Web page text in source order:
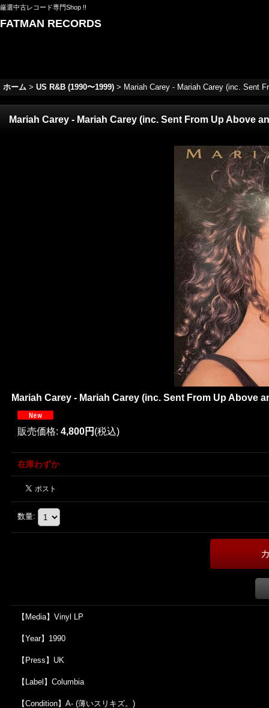
厳選中古レコード専門Shop !!
FATMAN RECORDS
ホーム > US R&B (1990〜1999) > Mariah Carey - Mariah Carey (inc. Sent
Mariah Carey - Mariah Carey (inc. Sent From Up Above
Mariah Carey - Mariah Carey (inc. Sent From Up Above
販売価格: 4,800円 (税込)
在庫わずか
数量:
【Media】Vinyl LP
【Year】1990
【Press】UK
【Label】Columbia
【Condition】A- (薄いスリキズ。)